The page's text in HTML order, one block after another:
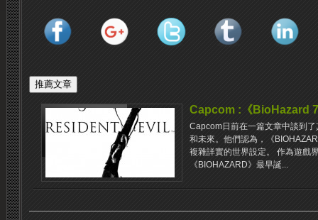
Capcom :《BioHazard
Capcom日前在一篇文章中談到
和未來。他們認為，《
複雜詳實的世界設定。 作為遊戲
《BIOHAZARD》最早誕...